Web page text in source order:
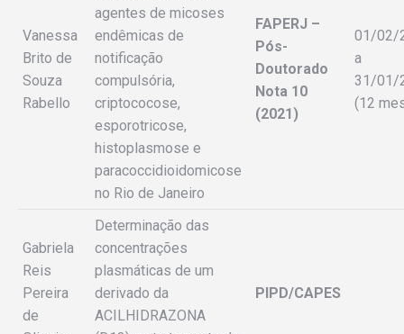
Vanessa
Brito de
Souza
Rabello
agentes de micoses
endêmicas de
notificação
compulsória,
criptococose,
esporotricose,
histoplasmose e
paracoccidioidomicose
no Rio de Janeiro
FAPERJ –
Pós-
Doutorado
Nota 10
(2021)
01/02/
a
31/01/
(12
Gabriela
Reis
Pereira
de
Determinação das
concentrações
plasmáticas de um
derivado da
ACILHIDRAZONA
PIPD/CAPES